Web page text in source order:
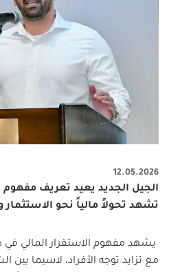
12.05.2026
الجيل الجديد يعيد تعريف مفهوم
تشهد تحولاً مالياً نحو الاستثمار
يشهد مفهوم الاستقرار المالي في
مع تزايد توجه الأفراد، لاسيما بين